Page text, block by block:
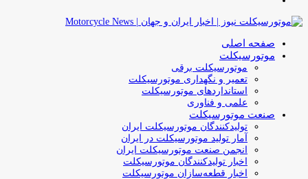
صفحه اصلی
موتورسیکلت
موتورسیکلت برقی
تعمیر و نگهداری موتورسیکلت
استانداردهای موتورسیکلت
علمی و فناوری
صنعت موتورسیکلت
تولیدکنندگان موتورسیکلت ایران
آمار تولید موتورسیکلت در ایران
انجمن صنعت موتورسیکلت ایران
اخبار تولیدکنندگان موتورسیکلت
اخبار قطعه‌سازان موتورسیکلت